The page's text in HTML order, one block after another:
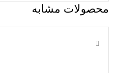
محصولات مشابه